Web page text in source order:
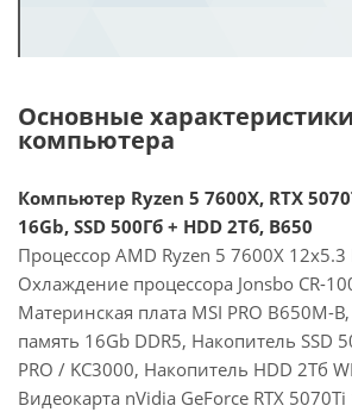
Основные характеристики
компьютера
Компьютер Ryzen 5 7600X, RTX
16Gb, SSD 500Гб + HDD 2Тб, B650
Процессор AMD Ryzen 5 7600X 12x5.3
Охлаждение процессора Jonsbo CR-
Материнская плата MSI PRO B650M-
память 16Gb DDR5, Накопитель SSD
PRO / KC3000, Накопитель HDD 2Тб
Видеокарта nVidia GeForce RTX